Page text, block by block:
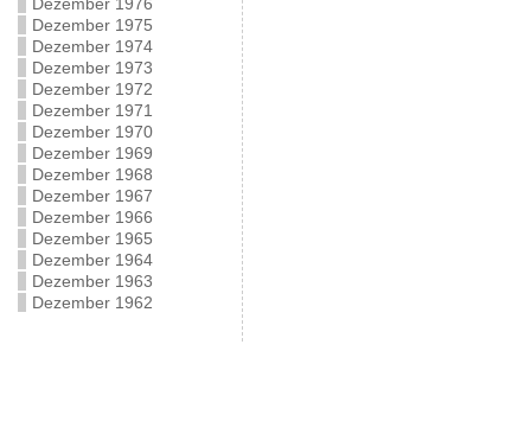
Dezember 1975
Dezember 1974
Dezember 1973
Dezember 1972
Dezember 1971
Dezember 1970
Dezember 1969
Dezember 1968
Dezember 1967
Dezember 1966
Dezember 1965
Dezember 1964
Dezember 1963
Dezember 1962